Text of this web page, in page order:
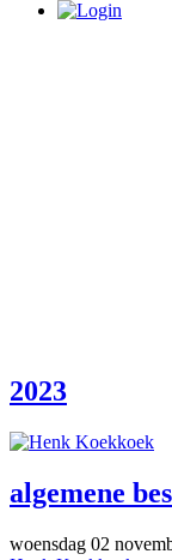
2023
algemene
woensdag 02